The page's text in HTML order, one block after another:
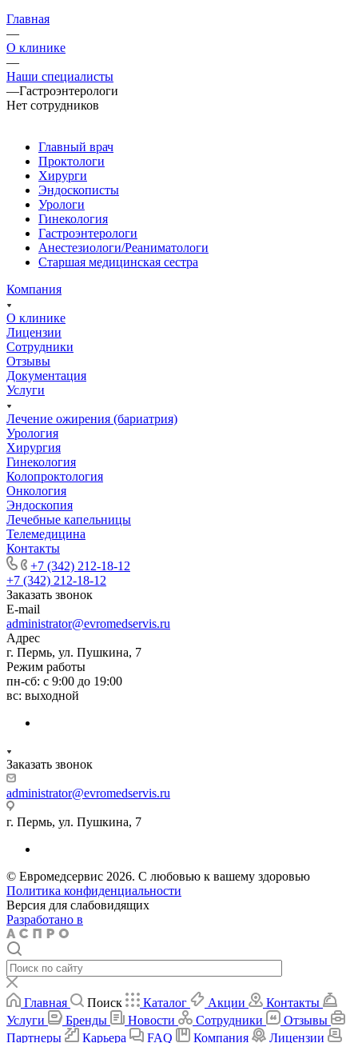
Главная
—
О клинике
—
Наши специалисты
—Гастроэнтерологи
Нет сотрудников
Главный врач
Проктологи
Хирурги
Эндоскописты
Урологи
Гинекология
Гастроэнтерологи
Анестезиологи/Реаниматологи
Старшая медицинская сестра
Компания
О клинике
Лицензии
Сотрудники
Отзывы
Документация
Услуги
Лечение ожирения (бариатрия)
Урология
Хирургия
Гинекология
Колопроктология
Онкология
Эндоскопия
Лечебные капельницы
Телемедицина
Контакты
+7 (342) 212-18-12
+7 (342) 212-18-12
Заказать звонок
E-mail
administrator@evromedservis.ru
Адрес
г. Пермь, ул. Пушкина, 7
Режим работы
пн-сб: с 9:00 до 19:00
вс: выходной
Заказать звонок
administrator@evromedservis.ru
г. Пермь, ул. Пушкина, 7
© Евромедсервис 2026. С любовью к вашему здоровью
Политика конфиденциальности
Версия для слабовидящих
Разработано в
Главная Поиск Каталог Акции
Контакты
Услуги
Бренды Новости Сотрудники
Отзывы
Партнеры
Карьера FAQ Компания Лицензии